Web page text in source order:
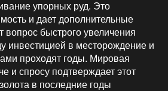
упорных руд. Это
и дает дополнительные
вопрос быстрого увеличения
инвестицией в месторождение и
проходят годы. Мировая
и спросу подтверждает этот
в последние годы